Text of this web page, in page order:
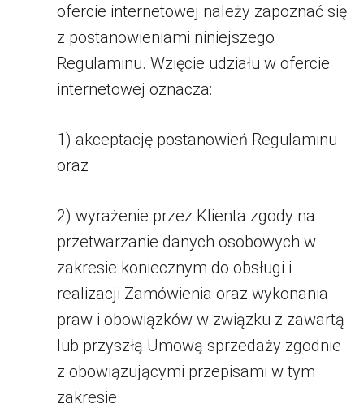
ofercie internetowej należy zapoznać się
z postanowieniami niniejszego
Regulaminu. Wzięcie udziału w ofercie
internetowej oznacza:
1) akceptację postanowień Regulaminu
oraz
2) wyrażenie przez Klienta zgody na
przetwarzanie danych osobowych w
zakresie koniecznym do obsługi i
realizacji Zamówienia oraz wykonania
praw i obowiązków w związku z zawartą
lub przyszłą Umową sprzedaży zgodnie
z obowiązującymi przepisami w tym
zakresie